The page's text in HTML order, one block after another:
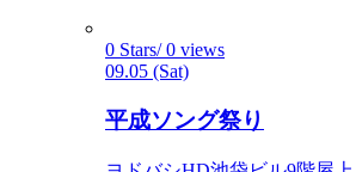
0 Stars/ 0 views
09.05 (Sat)
平成ソング祭り